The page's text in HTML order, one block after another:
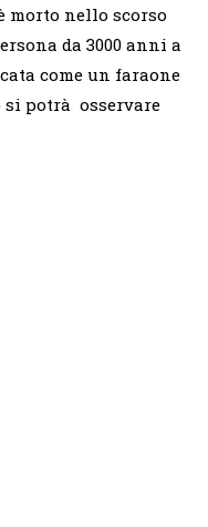
morto nello scorso
da 3000 anni a
come un faraone
si potrà osservare